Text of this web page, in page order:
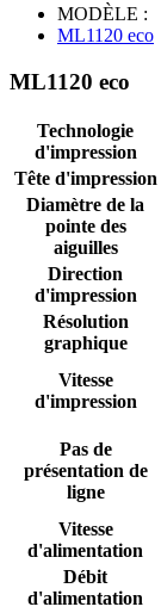
MODÈLE :
ML1120 eco
ML1120 eco
Technologie
d'impression
Tête d'impression
Diamètre de la
pointe des
aiguilles
Direction
d'impression
Résolution
graphique
Vitesse
d'impression
Pas de
présentation de
ligne
Vitesse
d'alimentation
Débit
d'alimentation